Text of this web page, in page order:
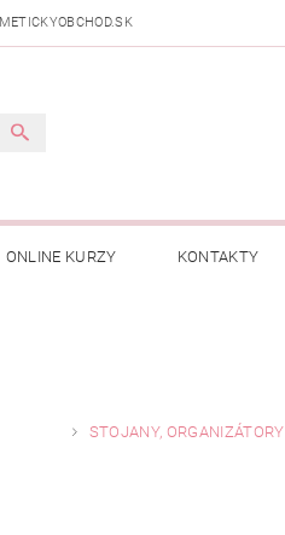
ONLINE KURZY KONTAKTY
STOJANY, ORGANIZÁTORY